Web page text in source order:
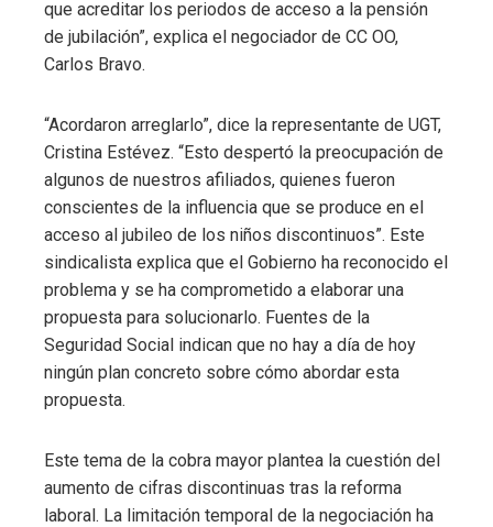
que acreditar los periodos de acceso a la pensión
de jubilación”, explica el negociador de CC OO,
Carlos Bravo.
“Acordaron arreglarlo”, dice la representante de UGT,
Cristina Estévez. “Esto despertó la preocupación de
algunos de nuestros afiliados, quienes fueron
conscientes de la influencia que se produce en el
acceso al jubileo de los niños discontinuos”. Este
sindicalista explica que el Gobierno ha reconocido el
problema y se ha comprometido a elaborar una
propuesta para solucionarlo. Fuentes de la
Seguridad Social indican que no hay a día de hoy
ningún plan concreto sobre cómo abordar esta
propuesta.
Este tema de la cobra mayor plantea la cuestión del
aumento de cifras discontinuas tras la reforma
laboral. La limitación temporal de la negociación ha